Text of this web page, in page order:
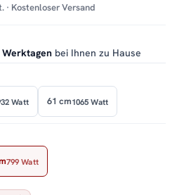
· Kostenloser Versand
bei Ihnen zu Hause
Watt 61 cm1065 Watt
799 Watt